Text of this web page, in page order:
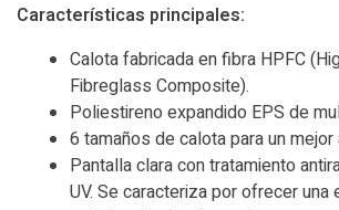
Características principales:
Calota fabricada en fibra HPFC
Fibreglass Composite).
Poliestireno expandido EPS de
6 tamaños de calota para un
Pantalla clara con tratamiento
UV. Se caracteriza por ofrecer una